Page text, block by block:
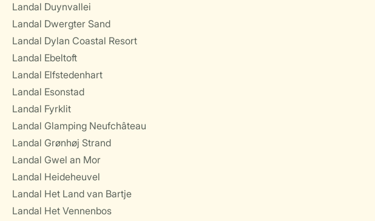
Landal Duynvallei
Landal Dwergter Sand
Landal Dylan Coastal Resort
Landal Ebeltoft
Landal Elfstedenhart
Landal Esonstad
Landal Fyrklit
Landal Glamping Neufchâteau
Landal Grønhøj Strand
Landal Gwel an Mor
Landal Heideheuvel
Landal Het Land van Bartje
Landal Het Vennenbos